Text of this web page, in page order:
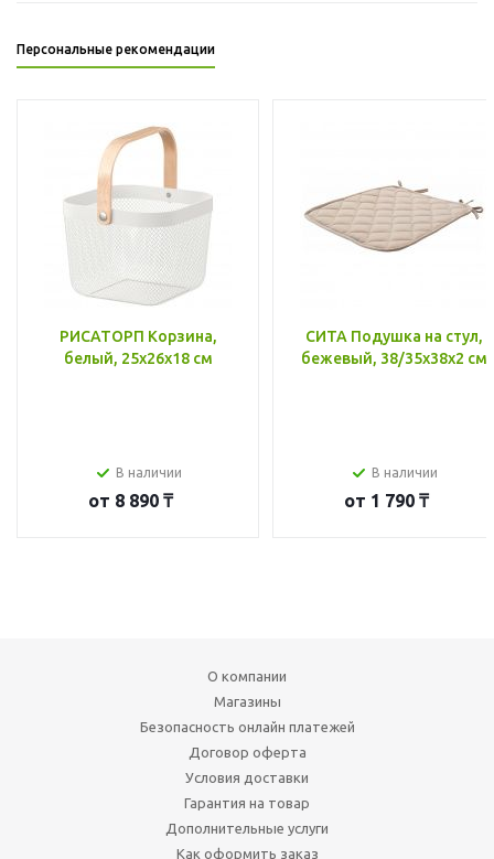
Персональные рекомендации
РИСАТОРП Корзина,
белый, 25x26x18 см
В наличии
от 8 890 ₸
СИТА Подушка на стул,
бежевый, 38/35x38x2 см
В наличии
от 1 790 ₸
О компании
Магазины
Безопасность онлайн платежей
Договор оферта
Условия доставки
Гарантия на товар
Дополнительные услуги
Как оформить заказ